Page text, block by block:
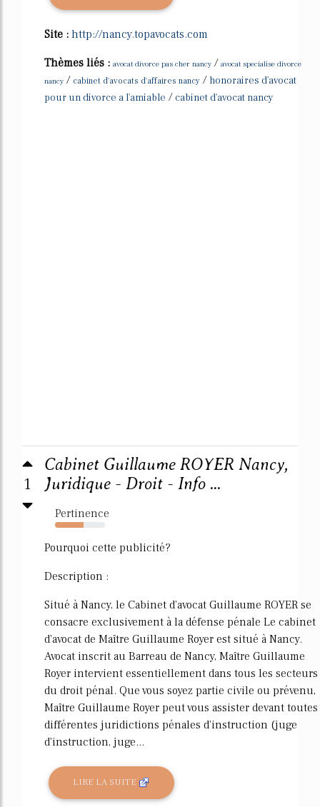
Site : http://nancy.topavocats.com
Thèmes liés : avocat divorce pas cher nancy / avocat specialise divorce
nancy / cabinet d'avocats d'affaires nancy / honoraires d'avocat
pour un divorce a l'amiable / cabinet d'avocat nancy
1
Cabinet Guillaume ROYER Nancy,
Juridique - Droit - Info ...
Pertinence
57%
Pourquoi cette publicité?
Description :
Situé à Nancy, le Cabinet d'avocat Guillaume ROYER se
consacre exclusivement à la défense pénale Le cabinet
d'avocat de Maître Guillaume Royer est situé à Nancy.
Avocat inscrit au Barreau de Nancy, Maître Guillaume
Royer intervient essentiellement dans tous les secteurs
du droit pénal. Que vous soyez partie civile ou prévenu,
Maître Guillaume Royer peut vous assister devant toutes
différentes juridictions pénales d'instruction (juge
d'instruction, juge...
LIRE LA SUITE